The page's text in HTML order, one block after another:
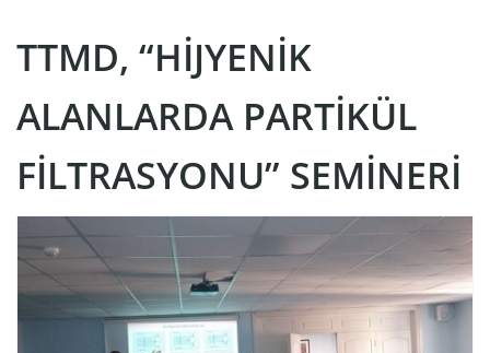
TTMD, “HIJYENIK
ALANLARDA PARTIKÜL
FILTRASYONU” SEMINERI